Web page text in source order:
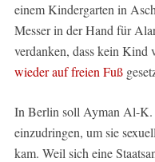
einem Kindergarten in
Messer in der Hand für
verdanken, dass kein Kind
wieder auf freien Fuß
In Berlin soll Ayman Al-K.
einzudringen, um sie
kam. Weil sich eine